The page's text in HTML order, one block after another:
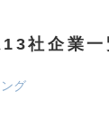
社企業一
グ